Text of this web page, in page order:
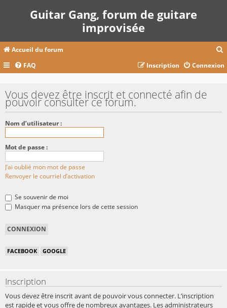
Guitar Gang, forum de guitare
improvisée
Accueil du forum
c
FAQ Connexion
Inscription
Vous devez être inscrit et connecté afin de
pouvoir consulter ce forum.
Nom d’utilisateur :
Mot de passe :
J’ai oublié mon mot de passe
Renvoyer le courriel d’activation
Se souvenir de moi
Masquer ma présence lors de cette session
FACEBOOK GOOGLE
Inscription
Vous devez être inscrit avant de pouvoir vous connecter. L’inscription
est rapide et vous offre de nombreux avantages. Les administrateurs